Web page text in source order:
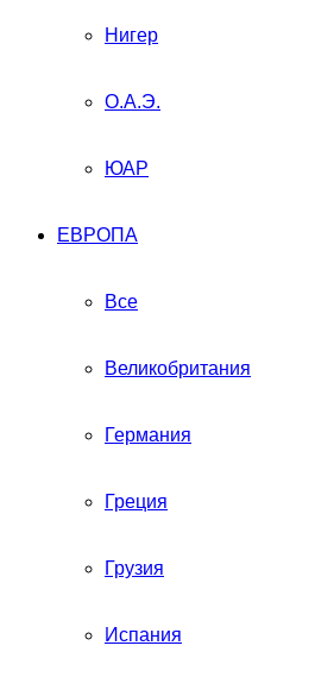
Нигер
О.А.Э.
ЮАР
ЕВРОПА
Все
Великобритания
Германия
Греция
Грузия
Испания